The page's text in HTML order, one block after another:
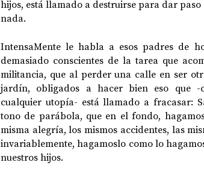
hijos, está llamado a destruirse para dar
nada.
IntensaMente le habla a esos padres de
demasiado conscientes de la tarea que
militancia, que al perder una calle en ser
jardín, obligados a hacer bien eso que -
cualquier utopía- está llamado a fracasar:
tono de parábola, que en el fondo,
misma alegría, los mismos accidentes, las
invariablemente, hagamoslo como lo
nuestros hijos.